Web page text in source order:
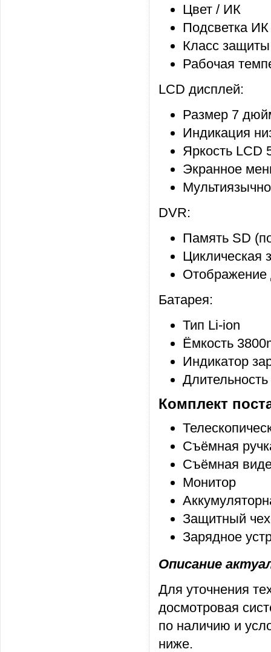
Цвет / ИК
Подсветка
Класс
Рабочая
LCD дисплей:
Размер 7
Индикация
Яркость LCD
Экранное
DVR:
Память SD
Циклическая
Отображение
Батарея:
Тип Li-ion
Ёмкость
Индикатор
Комплект
Съёмная
Съёмная
Монитор
Защитный
Зарядное
Описание
Для уточнения
досмотровая
по наличию и
ниже.